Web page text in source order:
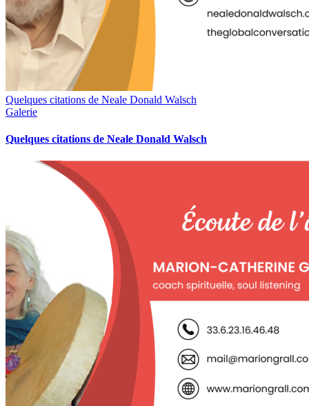
Quelques citations de Neale Donald Walsch
Galerie
Quelques citations de Neale Donald Walsch